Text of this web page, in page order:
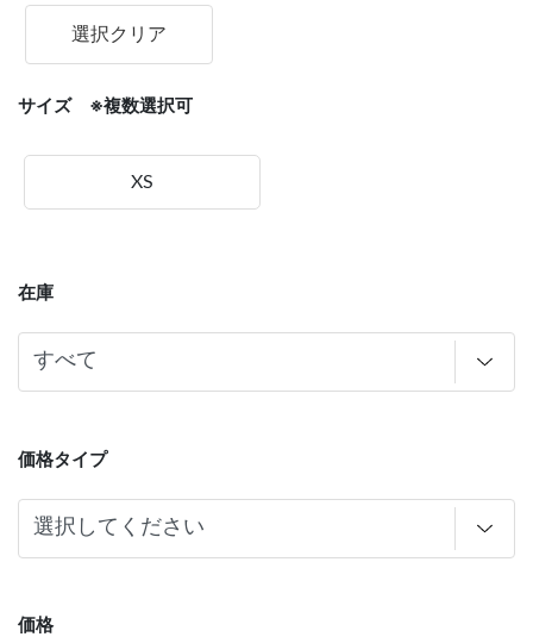
選択クリア
サイズ ※複数選択可
XS
在庫
価格タイプ
価格